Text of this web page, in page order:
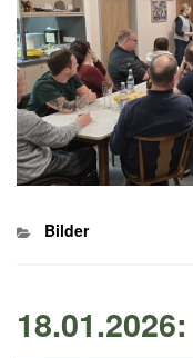
Kategorien
Bilder